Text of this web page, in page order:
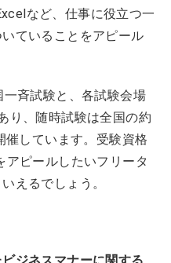
など、仕事に役立つ一
ていることをアピール
斉試験と、各試験会場
り、随時試験は全国の約
しています。受験資格
アピールしたいフリータ
えるでしょう。